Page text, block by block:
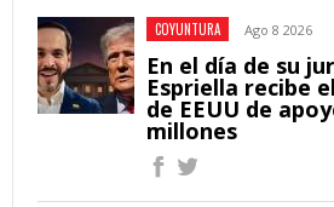
COYUNTURA Ago 8 2026
En el día de su
Espriella recibe
de EEUU de
millones